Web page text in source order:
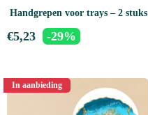
Handgrepen voor trays – 2 stuks
€5,23 -29%
In aanbieding